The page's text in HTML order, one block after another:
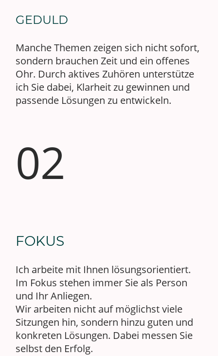
GEDULD
Manche Themen zeigen sich nicht sofort,
sondern brauchen Zeit und ein offenes
Ohr. Durch aktives Zuhören unterstütze
ich Sie dabei, Klarheit zu gewinnen und
passende Lösungen zu entwickeln.
02
FOKUS
Ich arbeite mit Ihnen lösungsorientiert.
Im Fokus stehen immer Sie als Person
und Ihr Anliegen.
Wir arbeiten nicht auf möglichst viele
Sitzungen hin, sondern hinzu guten und
konkreten Lösungen. Dabei messen Sie
selbst den Erfolg.